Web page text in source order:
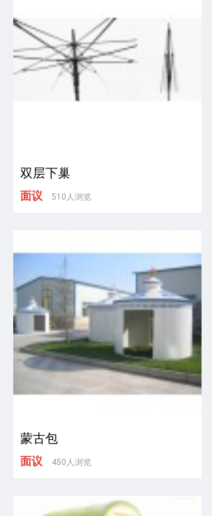
双层下巢
面议 510人浏览
蒙古包
面议 450人浏览